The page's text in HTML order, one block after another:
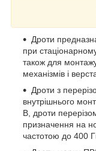
Дроти
при
також для
механізмів і
Дроти з
внутрішнього
В, дроти
призначення на
частотою до 400